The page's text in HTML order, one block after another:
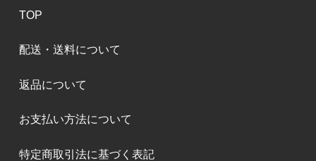
TOP
配送・送料について
返品について
お支払い方法について
特定商取引法に基づく表記